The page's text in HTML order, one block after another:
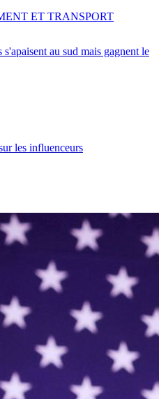
au sud mais gagnent le
ET TRANSPORT
les influenceurs